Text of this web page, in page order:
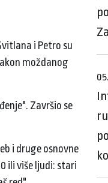
i Petro su
moždanog
Završio se
i druge osnovne
ili više ljudi: stari